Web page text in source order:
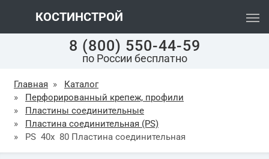
КОСТИНСТРОЙ
8 (800) 550-44-59
по России бесплатно
Главная »
Каталог
»
Перфорированный крепеж, профили
»
Пластины соединительные
»
Пластина соединительная (PS)
»
PS 40х 80 Пластина соединительная